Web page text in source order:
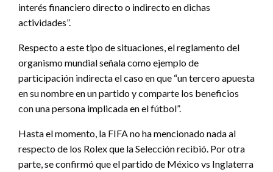
interés financiero directo o indirecto en dichas
actividades”.
Respecto a este tipo de situaciones, el reglamento del
organismo mundial señala como ejemplo de
participación indirecta el caso en que “un tercero apuesta
en su nombre en un partido y comparte los beneficios
con una persona implicada en el fútbol”.
Hasta el momento, la FIFA no ha mencionado nada al
respecto de los Rolex que la Selección recibió. Por otra
parte, se confirmó que el partido de México vs Inglaterra